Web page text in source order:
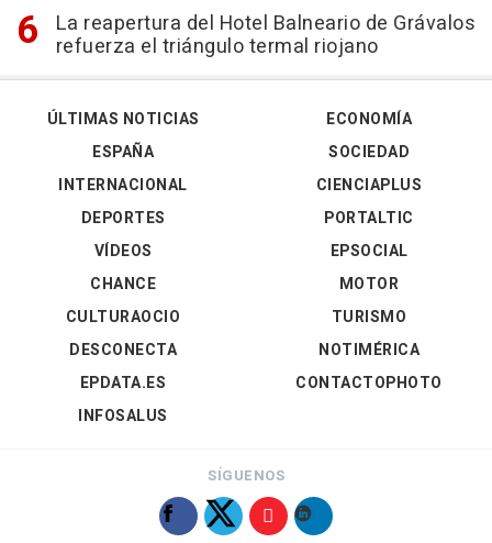
La reapertura del Hotel Balneario de Grávalos
refuerza el triángulo termal riojano
ÚLTIMAS NOTICIAS
ESPAÑA
INTERNACIONAL
DEPORTES
VÍDEOS
ECONOMÍA
SOCIEDAD
CIENCIAPLUS
PORTALTIC
EPSOCIAL
CHANCE
CULTURAOCIO
DESCONECTA
EPDATA.ES
INFOSALUS
MOTOR
TURISMO
NOTIMÉRICA
CONTACTOPHOTO
SÍGUENOS